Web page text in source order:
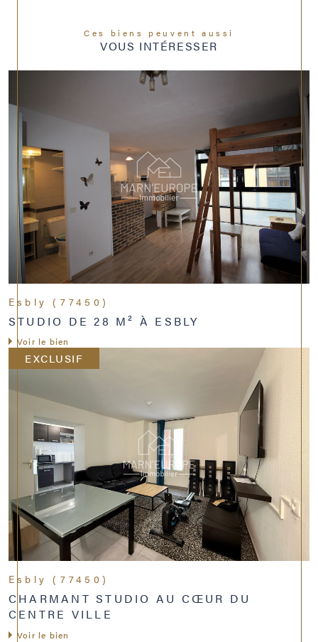
Ces biens peuvent aussi
VOUS INTÉRESSER
Esbly (77450)
STUDIO DE 28 M² À ESBLY
Voir le bien
EXCLUSIF
Esbly (77450)
CHARMANT STUDIO AU CŒUR DU
CENTRE VILLE
Voir le bien